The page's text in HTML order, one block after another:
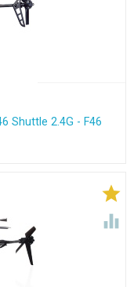
Shuttle 2.4G - F46

